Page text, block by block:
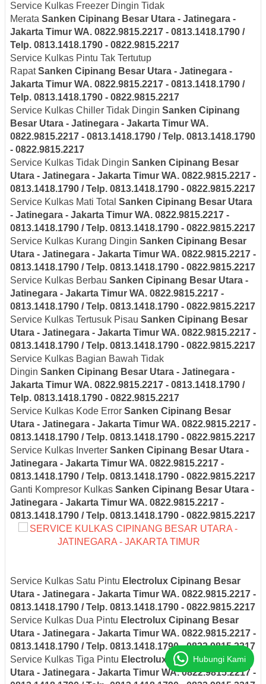
Service Kulkas Freezer Dingin Tidak
Merata Sanken Cipinang Besar Utara - Jatinegara -
Jakarta Timur WA. 0822.9815.2217 - 0813.1418.1790 /
Telp. 0813.1418.1790 - 0822.9815.2217
Service Kulkas Pintu Tak Tertutup
RapatSanken Cipinang Besar Utara - Jatinegara -
Jakarta Timur WA. 0822.9815.2217 - 0813.1418.1790 /
Telp. 0813.1418.1790 - 0822.9815.2217
Service Kulkas Chiller Tidak Dingin Sanken Cipinang
Besar Utara - Jatinegara - Jakarta Timur WA.
0822.9815.2217 - 0813.1418.1790 / Telp. 0813.1418.1790
- 0822.9815.2217
Service Kulkas Tidak Dingin Sanken Cipinang Besar
Utara - Jatinegara - Jakarta Timur WA. 0822.9815.2217 -
0813.1418.1790 / Telp. 0813.1418.1790 - 0822.9815.2217
Service Kulkas Mati Total Sanken Cipinang Besar Utara
- Jatinegara - Jakarta Timur WA. 0822.9815.2217 -
0813.1418.1790 / Telp. 0813.1418.1790 - 0822.9815.2217
Service Kulkas Kurang Dingin Sanken Cipinang Besar
Utara - Jatinegara - Jakarta Timur WA. 0822.9815.2217 -
0813.1418.1790 / Telp. 0813.1418.1790 - 0822.9815.2217
Service Kulkas Berbau Sanken Cipinang Besar Utara -
Jatinegara - Jakarta Timur WA. 0822.9815.2217 -
0813.1418.1790 / Telp. 0813.1418.1790 - 0822.9815.2217
Service Kulkas Tertusuk Pisau Sanken Cipinang Besar
Utara - Jatinegara - Jakarta Timur WA. 0822.9815.2217 -
0813.1418.1790 / Telp. 0813.1418.1790 - 0822.9815.2217
Service Kulkas Bagian Bawah Tidak
Dingin Sanken Cipinang Besar Utara - Jatinegara -
Jakarta Timur WA. 0822.9815.2217 - 0813.1418.1790 /
Telp. 0813.1418.1790 - 0822.9815.2217
Service Kulkas Kode Error Sanken Cipinang Besar
Utara - Jatinegara - Jakarta Timur WA. 0822.9815.2217 -
0813.1418.1790 / Telp. 0813.1418.1790 - 0822.9815.2217
Service Kulkas Inverter Sanken Cipinang Besar Utara -
Jatinegara - Jakarta Timur WA. 0822.9815.2217 -
0813.1418.1790 / Telp. 0813.1418.1790 - 0822.9815.2217
Ganti Kompresor Kulkas Sanken Cipinang Besar Utara -
Jatinegara - Jakarta Timur WA. 0822.9815.2217 -
0813.1418.1790 / Telp. 0813.1418.1790 - 0822.9815.2217
Service Kulkas Satu Pintu Electrolux Cipinang Besar
Utara - Jatinegara - Jakarta Timur WA. 0822.9815.2217 -
0813.1418.1790 / Telp. 0813.1418.1790 - 0822.9815.2217
Service Kulkas Dua Pintu Electrolux Cipinang Besar
Utara - Jatinegara - Jakarta Timur WA. 0822.9815.2217 -
0813.1418.1790 / Telp. 0813.1418.1790 - 0822.9815.2217
Service Kulkas Tiga Pintu Electrolux
Cipinang Besar
Utara - Jatinegara - Jakarta Timur WA. 0822.9815.2217 -
Hubungi Kami